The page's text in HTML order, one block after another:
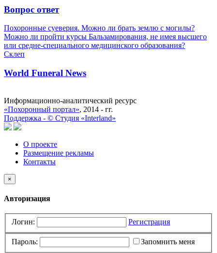
Вопрос ответ
Похоронные суеверия. Можно ли брать землю с могилы?
Можно ли пройти курсы Бальзамирования, не имея высшего
или средне-специального медицинского образования?
Склеп
World Funeral News
Информационно-аналитический ресурс
«Похоронный портал», 2014 - гг.
Поддержка - © Cтудия «Interland»
О проекте
Размещение рекламы
Контакты
×
Авторизация
Логин: Регистрация
Пароль: Запомнить меня